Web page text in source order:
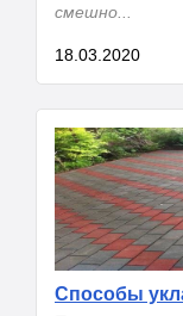
смешно...
18.03.2020
Способы